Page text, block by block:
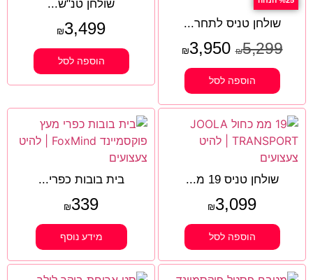
שולחן טניס לתחר...
₪5,299
₪3,950
הוספה לסל
שולחן טנ"ש...
₪3,499
הוספה לסל
שולחן טניס 19 מ...
₪3,099
הוספה לסל
בית בובות כפרי...
₪339
מידע נוסף